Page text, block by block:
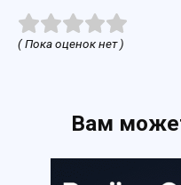
( Пока оценок нет )
Вам